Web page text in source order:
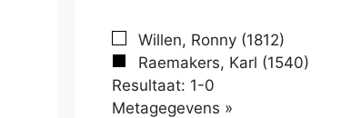
Willen, Ronny (1812)
Raemakers, Karl (1540)
Resultaat: 1-0
Metagegevens »